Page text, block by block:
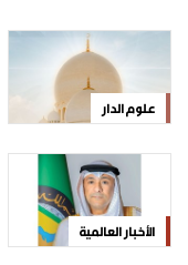
علوم الدار
الأخبار العالمية